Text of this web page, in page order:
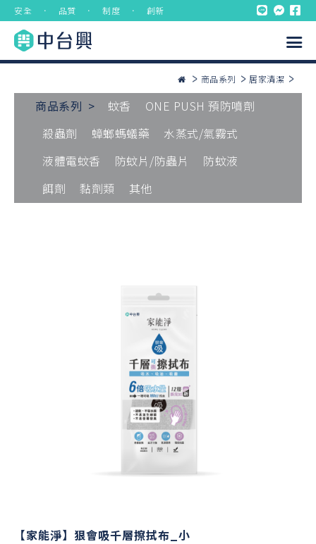
安全 ． 品質 ． 制度 ． 創新
商品系列 居家清潔
商品系列 > 蚊香
ONE PUSH 預防噴劑
殺蟲劑
蟑螂螞蟻藥
水蒸式/氣霧式
液體電蚊香
防蚊片/防蟲片
防蚊液
餌劑
黏劑類 其他
【家能淨】狠會吸千層擦拭布_小